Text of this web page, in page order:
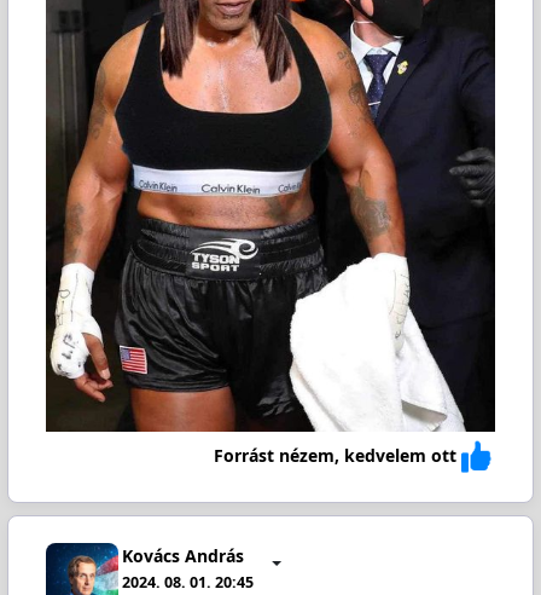
Forrást nézem, kedvelem ott
Kovács András
2024. 08. 01. 20:45